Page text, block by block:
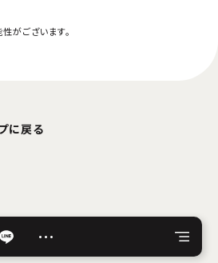
がございます。
に戻る
…